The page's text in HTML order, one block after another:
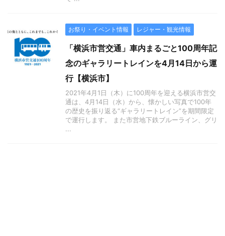
お祭り・イベント情報 レジャー・観光情報
「横浜市営交通」車内まるごと100周年記
念のギャラリートレインを4月14日から運
行【横浜市】
2021年4月1日（木）に100周年を迎える横浜市営交
通は、4月14日（水）から、懐かしい写真で100年
の歴史を振り返る“ギャラリートレイン”を期間限定
で運行します。 また市営地下鉄ブルーライン、グリ
...